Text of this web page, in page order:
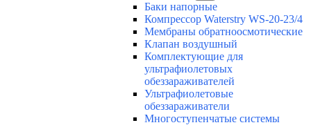
Баки напорные
Компрессор Waterstry WS-20-23/4
Мембраны обратноосмотические
Клапан воздушный
Комплектующие для
ультрафиолетовых
обеззараживателей
Ультрафиолетовые
обеззараживатели
Многоступенчатые системы